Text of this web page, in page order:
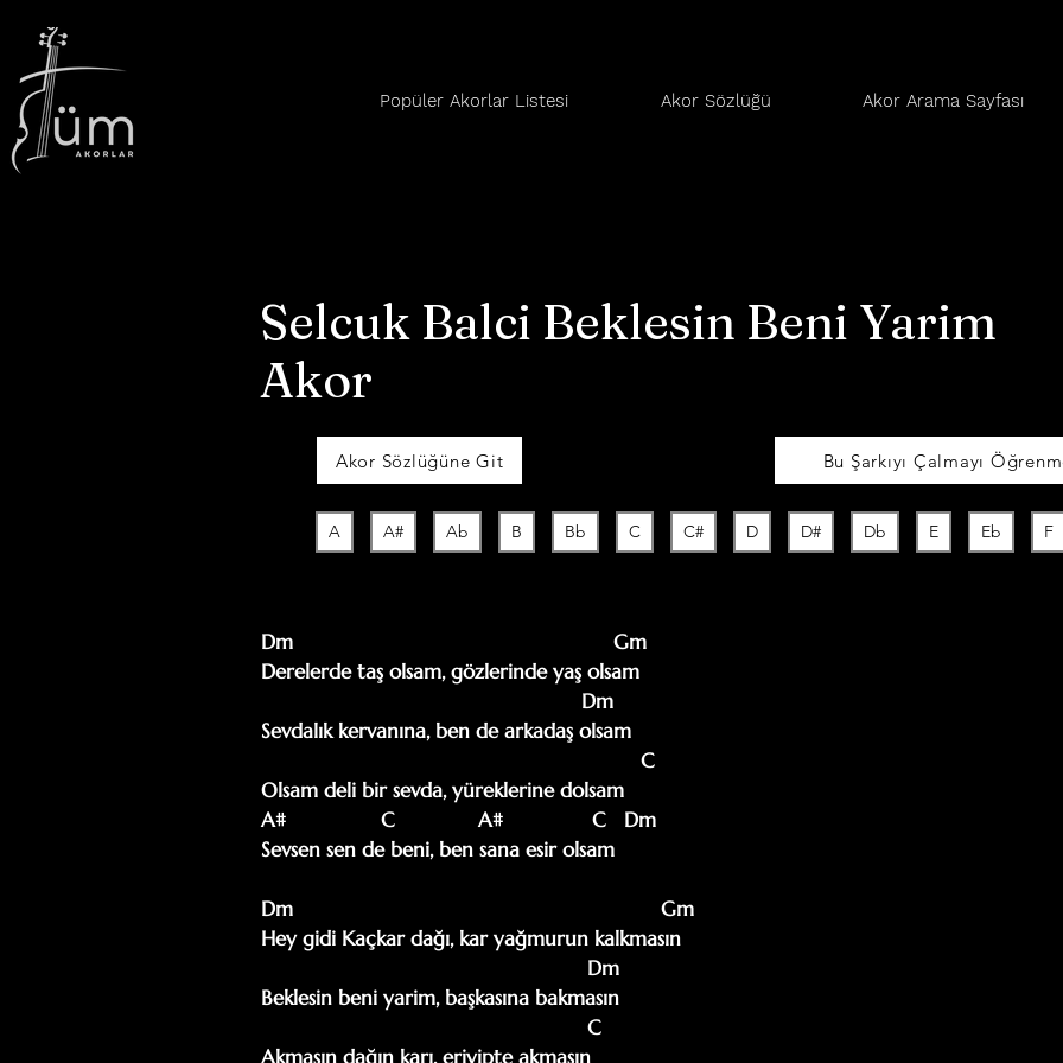
Popüler Akorlar Listesi Akor Sözlüğü Akor Arama Sayfası
Selcuk Balci Beklesin Beni Yarim
Akor
Akor Sözlüğüne Git Bu Şarkıyı Çalmayı
A A# Ab B Bb C C# D D# Db E Eb F
Dm                                                      Gm
Derelerde taş olsam, gözlerinde yaş olsam
Sevdalık kervanına, ben de arkadaş olsam
Olsam deli bir sevda, yüreklerine dolsam
A#                C              A#               C   Dm
Sevsen sen de beni, ben sana esir olsam
Dm                                                              Gm
Hey gidi Kaçkar dağı, kar yağmurun kalkmasın
Beklesin beni yarim, başkasına bakmasın
Akmasın dağın karı, eriyipte akmasın